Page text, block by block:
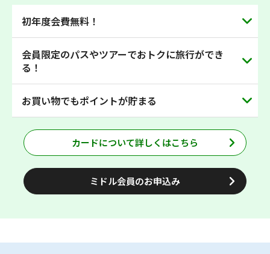
初年度会費無料！
まだまだ現役のミドルの旅が、いつものきっぷでおトクに
なります！どんどん貯まるポイントは、お買い物やSuicaへ
チャージなど便利にお使いいただけます！
会員限定のパスやツアーでおトクに旅行ができ
る！
JR東日本やJR北海道のフリーエリアが乗り放題のきっぷ
「大人の休日倶楽部パス」や、大人の休日倶楽部会員だけ
のおトクなきっぷやツアーをご利用いただけます。
お買い物でもポイントが貯まる
JR東日本沿線の駅ビルなど「JRE POINT加盟店」でお買い
物をする際にカードを提示いただくと、100円（税抜）※1
※軽減税率適用の有無にかかわらず、お買い上げ金額から
8%分を差し引いて税抜金額相当といたします。
カードについて詳しくはこちら
ミドル会員のお申込み